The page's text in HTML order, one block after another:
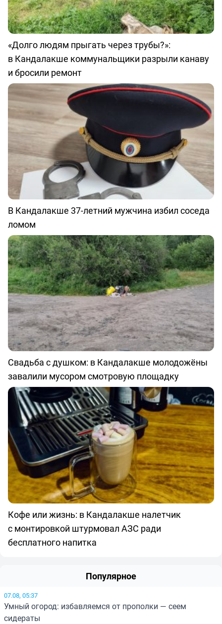
«Долго людям прыгать через трубы?»:
в Кандалакше коммунальщики разрыли канаву
и бросили ремонт
В Кандалакше 37-летний мужчина избил соседа
ломом
Свадьба с душком: в Кандалакше молодожёны
завалили мусором смотровую площадку
Кофе или жизнь: в Кандалакше налетчик
с монтировкой штурмовал АЗС ради
бесплатного напитка
Популярное
07.08, 05:37
Умный огород: избавляемся от прополки — сеем
сидераты